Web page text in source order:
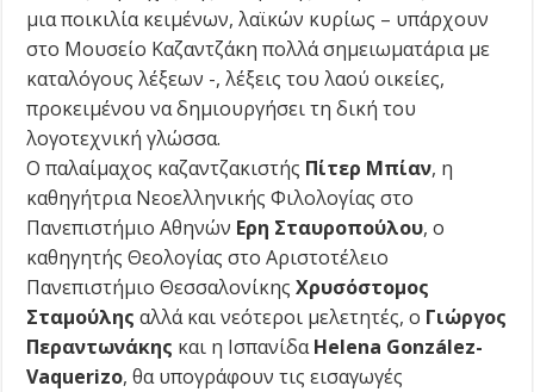
μια ποικιλία κειμένων, λαϊκών κυρίως – υπάρχουν
στο Μουσείο Καζαντζάκη πολλά σημειωματάρια με
καταλόγους λέξεων -, λέξεις του λαού οικείες,
προκειμένου να δημιουργήσει τη δική του
λογοτεχνική γλώσσα.
Ο παλαίμαχος καζαντζακιστής Πίτερ Μπίαν, η
καθηγήτρια Νεοελληνικής Φιλολογίας στο
Πανεπιστήμιο Αθηνών Ερη Σταυροπούλου, ο
καθηγητής Θεολογίας στο Αριστοτέλειο
Πανεπιστήμιο ΘεσσαλονίκηςΧρυσόστομος
Σταμούλης αλλά και νεότεροι μελετητές, ο Γιώργος
Περαντωνάκης και η ΙσπανίδαHelena González-
Vaquerizo, θα υπογράφουν τις εισαγωγές